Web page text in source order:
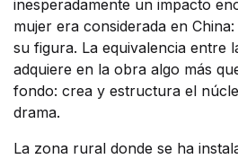
inesperadamente un impacto
mujer era considerada en
su figura. La equivalencia entre
adquiere en la obra algo más
fondo: crea y estructura el
drama.
La zona rural donde se ha